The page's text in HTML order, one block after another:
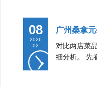
08
2026
02
广州桑拿
对比两店菜
细分析。 先